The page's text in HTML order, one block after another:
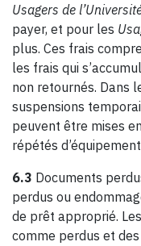
Usagers de
payer, et pour les
plus. Ces frais
les frais qui
non retournés. Dans
suspensions
peuvent être mises
répétés
6.3 Documents
perdus ou
de prêt approprié.
comme perdus et